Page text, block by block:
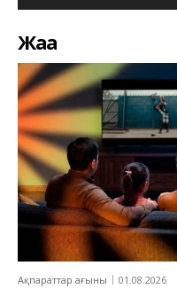
Жаңа
Ақпараттар ағыны 01.08.2026